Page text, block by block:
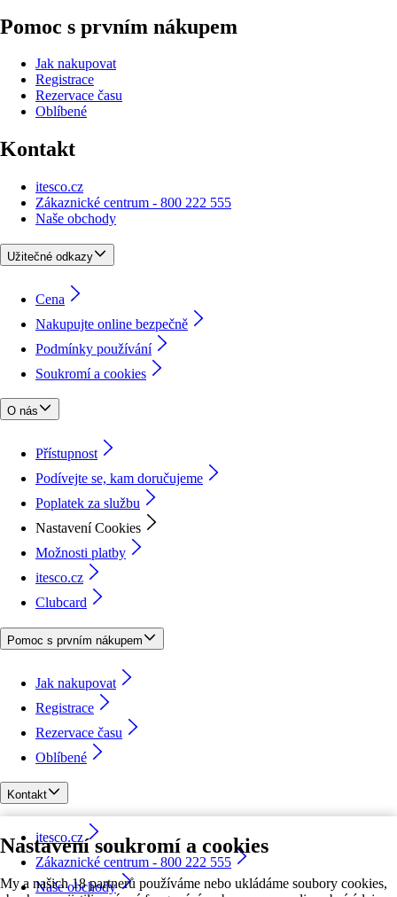
Nastavení soukromí a cookies
My a našich 18 partnerů používáme nebo ukládáme soubory cookies,
Pomoc s prvním nákupem
Jak nakupovat
Registrace
Rezervace času
Oblíbené
Kontakt
itesco.cz
Zákaznické centrum - 800 222 555
Naše obchody
Užitečné odkazy
Cena
Nakupujte online bezpečně
Podmínky používání
Soukromí a cookies
O nás
Přístupnost
Podívejte se, kam doručujeme
Poplatek za službu
Nastavení Cookies
Možnosti platby
itesco.cz
Clubcard
Pomoc s prvním nákupem
Jak nakupovat
Registrace
Rezervace času
Oblíbené
Kontakt
itesco.cz
Zákaznické centrum - 800 222 555
Naše obchody